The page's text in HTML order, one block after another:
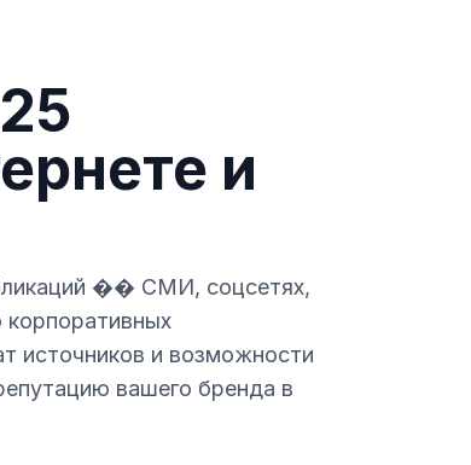
и
�� СМИ, соцсетях,
корпоративных
источников и возможности
вашего бренда в